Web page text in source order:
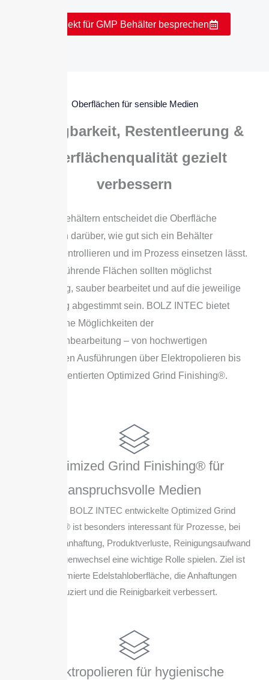
Projekt für GMP Behälter besprechen
Oberflächen für sensible Medien
Reinigbarkeit, Restentleerung &
Oberflächenqualität gezielt
verbessern
Bei GMP Behältern entscheidet die Oberfläche
maßgeblich darüber, wie gut sich ein Behälter
reinigen, kontrollieren und im Prozess einsetzen lässt.
Produktberührende Flächen sollten möglichst
gleichmäßig, sauber bearbeitet und auf die jeweilige
Anwendung abgestimmt sein. BOLZ INTEC bietet
verschiedene Möglichkeiten der
Oberflächenbearbeitung – von hochwertigen
geschliffenen Ausführungen über Elektropolieren bis
hin zum patentierten Optimized Grind Finishing®.
Optimized Grind Finishing® für
anspruchsvolle Medien
Das von BOLZ INTEC entwickelte Optimized Grind
Finishing® ist besonders interessant für Prozesse, bei
denen Restanhaftung, Produktverluste, Reinigungsaufwand
oder Chargenwechsel eine wichtige Rolle spielen. Ziel ist
eine optimierte Edelstahloberfläche, die Anhaftungen
reduziert und die Reinigbarkeit verbessert.
Elektropolieren für hygienische